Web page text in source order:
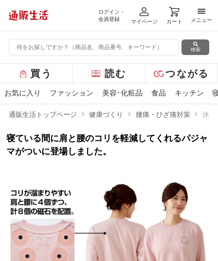
ログイン・
会員登録
マイページ カート
メニ
メニュー
検索
ー
バ
ュ
ー
買う 読む つながる
お気に入り ファッション 美容･化粧品 食品 キッチン
通販生活トップページ 健康づくり 腰痛・ひざ痛対策 休息
寝ている間に肩と腰のコリを軽減してくれるパジャ
マがついに登場しました。